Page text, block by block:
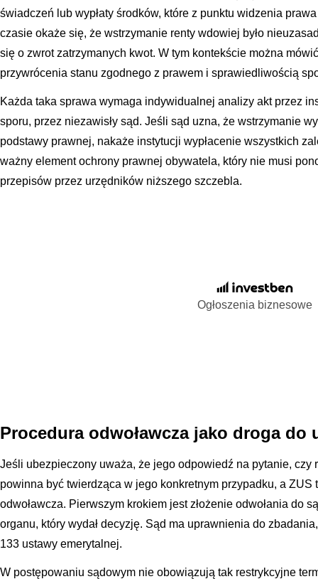
świadczeń lub wypłaty środków, które z punktu widzenia
czasie okaże się, że wstrzymanie renty wdowiej było
się o zwrot zatrzymanych kwot. W tym kontekście można
przywrócenia stanu zgodnego z prawem i sprawiedliwością
Każda taka sprawa wymaga indywidualnej analizy akt przez
sporu, przez niezawisły sąd. Jeśli sąd uzna, że wstrzymanie
podstawy prawnej, nakaże instytucji wypłacenie wszystkich
ważny element ochrony prawnej obywatela, który nie musi
przepisów przez urzędników niższego szczebla.
Ogłoszenia biznesowe
Procedura odwoławcza jako droga do
Jeśli ubezpieczony uważa, że jego odpowiedź na pytanie, czy
powinna być twierdząca w jego konkretnym przypadku, a
odwoławcza. Pierwszym krokiem jest złożenie odwołania do
organu, który wydał decyzję. Sąd ma uprawnienia do
133 ustawy emerytalnej.
W postępowaniu sądowym nie obowiązują tak restrykcyjne